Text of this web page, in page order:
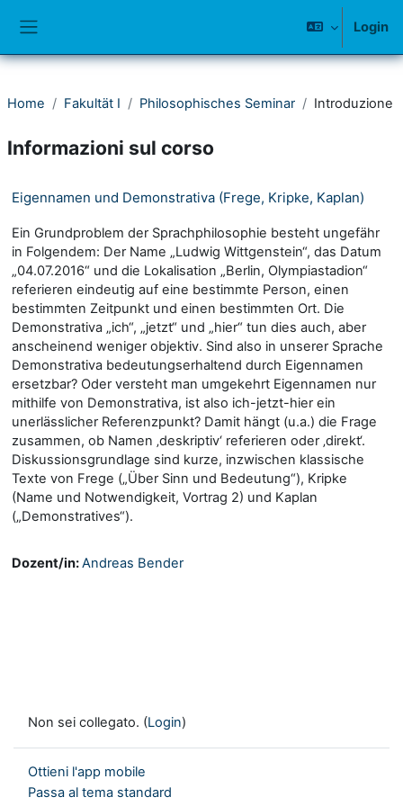
Login
Home Fakultät I Philosophisches Seminar Introduzione
Informazioni sul corso
Eigennamen und Demonstrativa (Frege, Kripke, Kaplan)
Ein Grundproblem der Sprachphilosophie besteht ungefähr
in Folgendem: Der Name „Ludwig Wittgenstein“, das Datum
„04.07.2016“ und die Lokalisation „Berlin, Olympiastadion“
referieren eindeutig auf eine bestimmte Person, einen
bestimmten Zeitpunkt und einen bestimmten Ort. Die
Demonstrativa „ich“, „jetzt“ und „hier“ tun dies auch, aber
anscheinend weniger objektiv. Sind also in unserer Sprache
Demonstrativa bedeutungserhaltend durch Eigennamen
ersetzbar? Oder versteht man umgekehrt Eigennamen nur
mithilfe von Demonstrativa, ist also ich-jetzt-hier ein
unerlässlicher Referenzpunkt? Damit hängt (u.a.) die Frage
zusammen, ob Namen ‚deskriptiv‘ referieren oder ‚direkt‘.
Diskussionsgrundlage sind kurze, inzwischen klassische
Texte von Frege („Über Sinn und Bedeutung“), Kripke
(Name und Notwendigkeit, Vortrag 2) und Kaplan
(„Demonstratives“).
Dozent/in:Andreas Bender
Non sei collegato. (Login)
Ottieni l'app mobile
Passa al tema standard